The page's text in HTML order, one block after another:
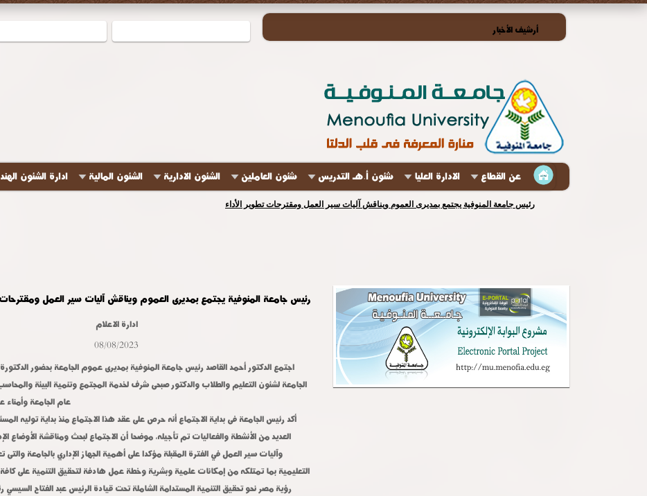
أرشيف الأخبار
عن القطاع الادارة العليا شئون أ.هـ التدريس شئون العاملين الشئون الادارية الشئون المالية ادارة الشئون
رئيس جامعة المنوفية يجتمع بمديرى العموم ويناقش آليات سير العمل ومقترحات تطوير الأداء
رئيس جامعة المنوفية يجتمع بمديرى العموم ويناقش آليات سير العمل ومقترحات
ادارة الاعلام
08/08/2023
اجتمع الدكتور أحمد القاصد رئيس جامعة المنوفية بمديرى عموم الجامعة بحضور
الجامعة لشئون التعليم والطلاب والدكتور صبحى شرف لخدمة المجتمع وتنمية البيئة
عام الجامعة وأمناء
أكد رئيس الجامعة فى بداية الاجتماع أنه حرص على عقد هذا الاجتماع منذ بداية توليه
العديد من الأنشطة والفعاليات تمتأجيله، موضحا أن الاجتماع لبحث ومناقشة الأوضاع
وآليات سير العمل في الفترة المقبلة مؤكدا على أهمية الجهاز الإداري بالجامعة
التعليمية بما تمتلكه من إمكانات علمية وبشرية وخطة عمل هادفة لتحقيق التنمية على
رؤية مصر نحو تحقيق التنمية المستدامة الشاملة تحت قيادة الرئيس عبد الفتاح